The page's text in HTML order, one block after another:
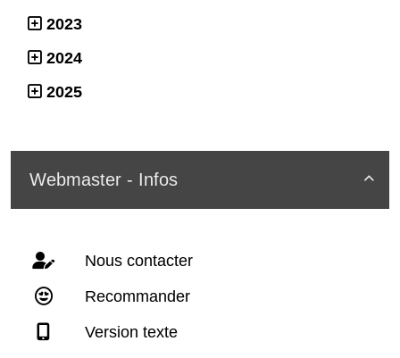
2023
2024
2025

Webmaster - Infos
Nous contacter
Recommander
Version texte